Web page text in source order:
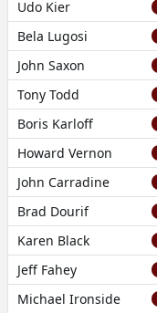
Udo Kier
Bela Lugosi
John Saxon
Tony Todd
Boris Karloff
Howard Vernon
John Carradine
Brad Dourif
Karen Black
Jeff Fahey
Michael Ironside